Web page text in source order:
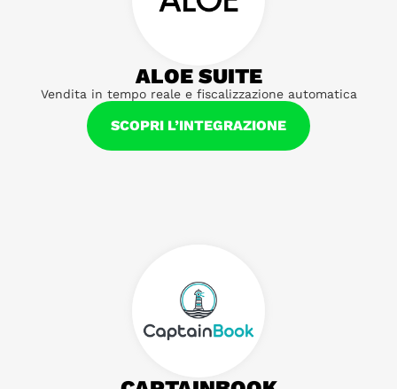
ALOE SUITE
Vendita in tempo reale e fiscalizzazione automatica
SCOPRI L’INTEGRAZIONE